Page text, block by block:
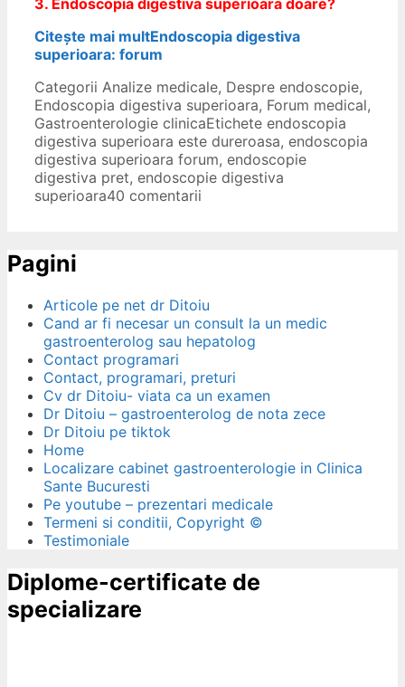
Citește mai multEndoscopia digestiva
superioara: forum
Categorii Analize medicale, Despre endoscopie,
Endoscopia digestiva superioara, Forum medical,
Gastroenterologie clinicaEtichete endoscopia
digestiva superioara este dureroasa, endoscopia
digestiva superioara forum, endoscopie
digestiva pret, endoscopie digestiva
superioara40 comentarii
Pagini
Articole pe net dr Ditoiu
Cand ar fi necesar un consult la un medic
gastroenterolog sau hepatolog
Contact programari
Contact, programari, preturi
Cv dr Ditoiu- viata ca un examen
Dr Ditoiu – gastroenterolog de nota zece
Dr Ditoiu pe tiktok
Home
Localizare cabinet gastroenterologie in Clinica
Sante Bucuresti
Pe youtube – prezentari medicale
Termeni si conditii, Copyright ©
Testimoniale
Diplome-certificate de
specializare